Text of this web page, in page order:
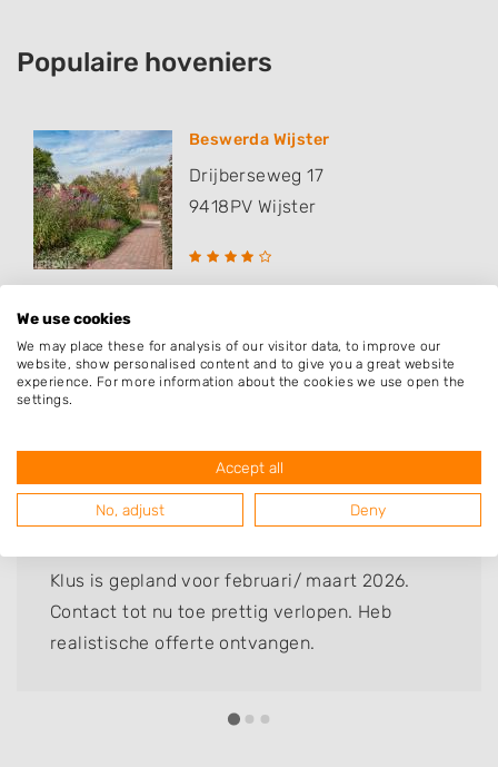
Populaire hoveniers
Beswerda Wijster
Drijberseweg 17
9418PV Wijster
Deze mensen gingen u voor
Simon Zwolle
Bedrijf: Beswerda Wijster
Klus is gepland voor februari/ maart 2026.
Contact tot nu toe prettig verlopen. Heb
realistische offerte ontvangen.
We use cookies
We may place these for analysis of our visitor data, to improve our
website, show personalised content and to give you a great website
experience. For more information about the cookies we use open the
settings.
Accept all
No, adjust Deny